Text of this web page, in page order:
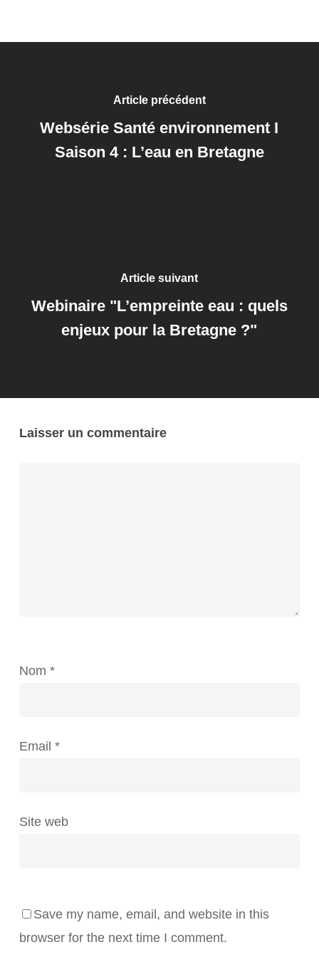
Article précédent
Websérie Santé environnement I
Saison 4 : L’eau en Bretagne
Article suivant
Webinaire "L’empreinte eau : quels
enjeux pour la Bretagne ?"
Laisser un commentaire
Nom *
Email *
Site web
Save my name, email, and website in this
browser for the next time I comment.